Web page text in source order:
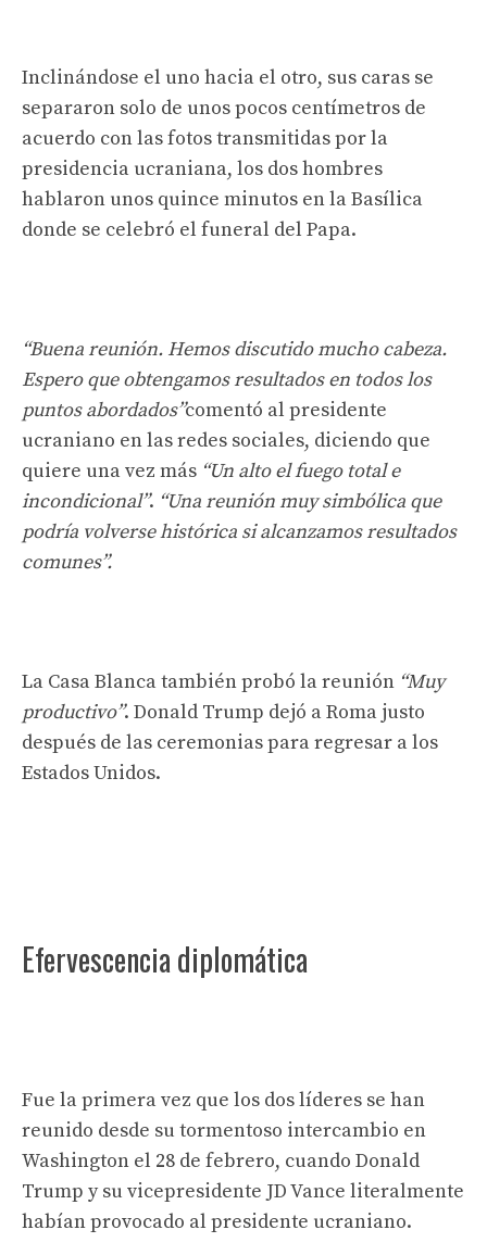
Inclinándose el uno hacia el otro, sus caras se
separaron solo de unos pocos centímetros de
acuerdo con las fotos transmitidas por la
presidencia ucraniana, los dos hombres
hablaron unos quince minutos en la Basílica
donde se celebró el funeral del Papa.
“Buena reunión. Hemos discutido mucho cabeza.
Espero que obtengamos resultados en todos los
puntos abordados”comentó al presidente
ucraniano en las redes sociales, diciendo que
quiere una vez más “Un alto el fuego total e
incondicional”. “Una reunión muy simbólica que
podría volverse histórica si alcanzamos resultados
comunes”.
La Casa Blanca también probó la reunión “Muy
productivo”. Donald Trump dejó a Roma justo
después de las ceremonias para regresar a los
Estados Unidos.
Efervescencia diplomática
Fue la primera vez que los dos líderes se han
reunido desde su tormentoso intercambio en
Washington el 28 de febrero, cuando Donald
Trump y su vicepresidente JD Vance literalmente
habían provocado al presidente ucraniano.